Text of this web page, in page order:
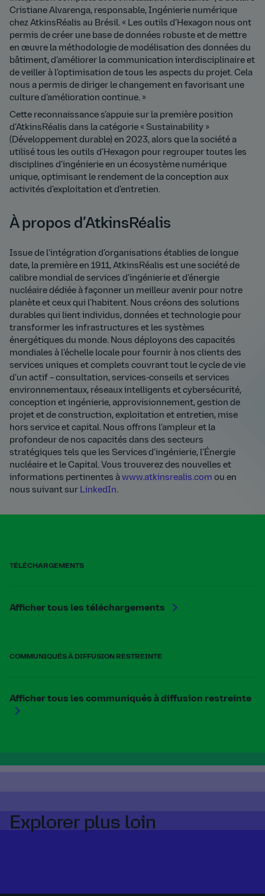
Cristiane Alvarenga, responsable, Ingénierie numérique
chez AtkinsRéalis au Brésil. « Les outils d’Hexagon nous ont
permis de créer une base de données robuste et de mettre
en œuvre la méthodologie de modélisation des données du
bâtiment, d’améliorer la communication interdisciplinaire et
de veiller à l’optimisation de tous les aspects du projet. Cela
nous a permis de diriger le changement en favorisant une
culture d’amélioration continue. »
Cette reconnaissance s’appuie sur la première position
d’AtkinsRéalis dans la catégorie « Sustainability »
(Développement durable) en 2023, alors que la société a
utilisé tous les outils d’Hexagon pour regrouper toutes les
disciplines d’ingénierie en un écosystème numérique
unique, optimisant le rendement de la conception aux
activités d’exploitation et d’entretien.
À propos d’AtkinsRéalis
Issue de l’intégration d’organisations établies de longue
date, la première en 1911, AtkinsRéalis est une société de
calibre mondial de services d’ingénierie et d’énergie
nucléaire dédiée à façonner un meilleur avenir pour notre
planète et ceux qui l’habitent. Nous créons des solutions
durables qui lient individus, données et technologie pour
transformer les infrastructures et les systèmes
énergétiques du monde. Nous déployons des capacités
mondiales à l’échelle locale pour fournir à nos clients des
services uniques et complets couvrant tout le cycle de vie
d’un actif – consultation, services-conseils et services
environnementaux, réseaux intelligents et cybersécurité,
conception et ingénierie, approvisionnement, gestion de
projet et de construction, exploitation et entretien, mise
hors service et capital. Nous offrons l’ampleur et la
profondeur de nos capacités dans des secteurs
stratégiques tels que les Services d’ingénierie, l’Énergie
nucléaire et le Capital. Vous trouverez des nouvelles et
informations pertinentes à www.atkinsrealis.com ou en
nous suivant sur LinkedIn.
TÉLÉCHARGEMENTS
Afficher tous les téléchargements
COMMUNIQUÉS À DIFFUSION RESTREINTE
Afficher tous les communiqués à diffusion restreinte
Explorer plus loin